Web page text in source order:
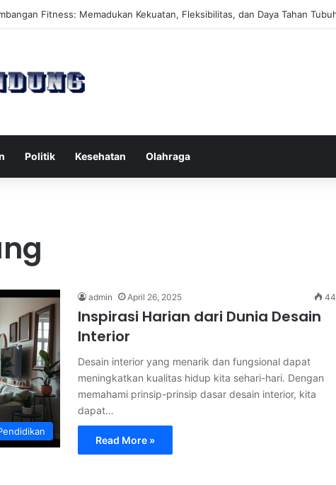
Pilates Reformer untuk Meningkatkan Kekuatan Otot Inti Secara Efektif
Politik Kesehatan Olahraga
admin April 26, 2025 44
Inspirasi Harian dari Dunia Desain
Interior
Desain interior yang menarik dan fungsional dapat
meningkatkan kualitas hidup kita sehari-hari. Dengan
memahami prinsip-prinsip dasar desain interior, kita
dapat…
Read More »